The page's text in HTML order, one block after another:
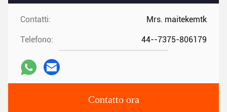
Contatti: Mrs. maitekemtk
Telefono: 44--7375-806179
Contatto ora